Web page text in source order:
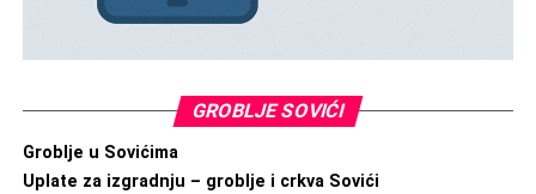
GROBLJE SOVIĆI
Groblje u Sovićima
Uplate za izgradnju – groblje i crkva Sovići